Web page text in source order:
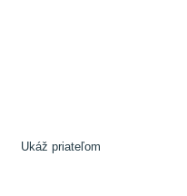
Ukáž priateľom